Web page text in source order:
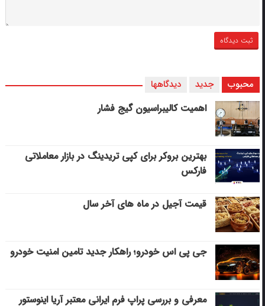
محبوب جدید دیدگاهها
اهمیت کالیبراسیون گیج فشار
بهترین بروکر برای کپی‌ تریدینگ در بازار معاملاتی
فارکس
قیمت آجیل در ماه های آخر سال
جی پی اس خودرو؛ راهکار جدید تامین امنیت خودرو
معرفی و بررسی پراپ فرم ایرانی معتبر آریا اینوستور